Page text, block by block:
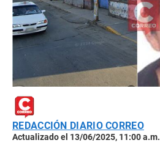
REDACCIÓN DIARIO CORREO
Actualizado el 13/06/2025, 11:00 a.m.